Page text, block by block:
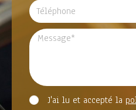
J'ai lu et accepté la